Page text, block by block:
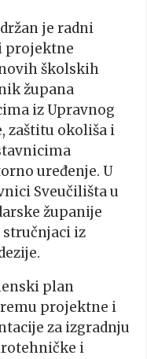
je radni
projektne
školskih
župana
iz Upravnog
zaštitu okoliša i
uređenje. U
Sveučilišta u
županije
stručnjaci iz
plan
projektne i
za izgradnju
i